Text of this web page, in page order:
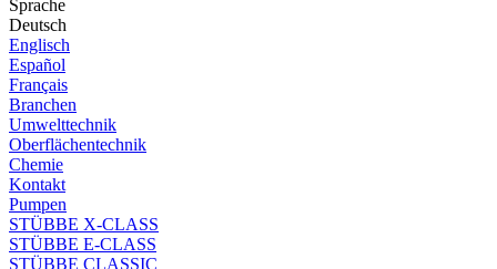
Sprache
Deutsch
Englisch
Español
Français
Branchen
Umwelttechnik
Oberflächentechnik
Chemie
Kontakt
Pumpen
STÜBBE X-CLASS
STÜBBE E-CLASS
STÜBBE CLASSIC